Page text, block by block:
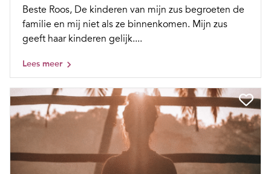
Beste Roos, De kinderen van mijn zus begroeten de
familie en mij niet als ze binnenkomen. Mijn zus
geeft haar kinderen gelijk....
Lees meer